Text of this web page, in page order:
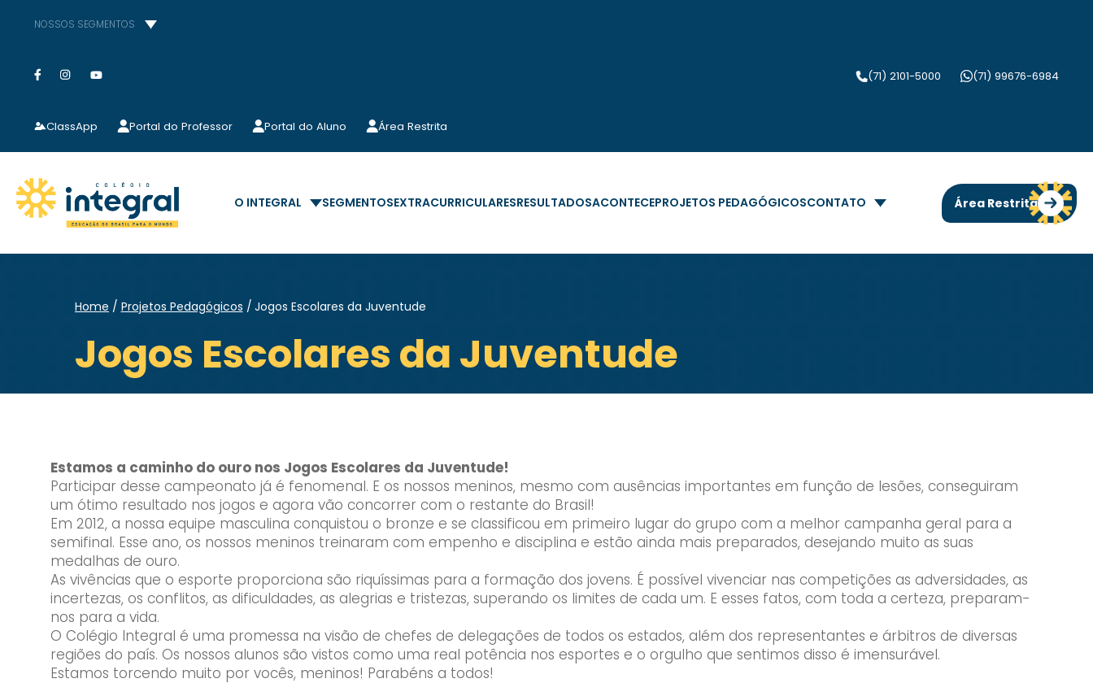
NOSSOS SEGMENTOS
ClassApp Portal do Professor Portal do Aluno Área Restrita
(71) 2101-5000 (71) 99676-6984
O INTEGRAL SEGMENTOSEXTRACURRICULARESRESULTADOSACONTECEPROJETOS PEDAGÓGICOSCONTATO Área Restrita
Home Projetos Pedagógicos Jogos Escolares da Juventude
Jogos Escolares da Juventude
Estamos a caminho do ouro nos Jogos Escolares da Juventude!
Participar desse campeonato já é fenomenal. E os nossos meninos, mesmo com ausências importantes em função de lesões, conseguiram
um ótimo resultado nos jogos e agora vão concorrer com o restante do Brasil!
Em 2012, a nossa equipe masculina conquistou o bronze e se classificou em primeiro lugar do grupo com a melhor campanha geral para a
semifinal. Esse ano, os nossos meninos treinaram com empenho e disciplina e estão ainda mais preparados, desejando muito as suas
medalhas de ouro.
As vivências que o esporte proporciona são riquíssimas para a formação dos jovens. É possível vivenciar nas competições as adversidades, as
incertezas, os conflitos, as dificuldades, as alegrias e tristezas, superando os limites de cada um. E esses fatos, com toda a certeza, preparam-
nos para a vida.
O Colégio Integral é uma promessa na visão de chefes de delegações de todos os estados, além dos representantes e árbitros de diversas
regiões do país. Os nossos alunos são vistos como uma real potência nos esportes e o orgulho que sentimos disso é imensurável.
Estamos torcendo muito por vocês, meninos! Parabéns a todos!